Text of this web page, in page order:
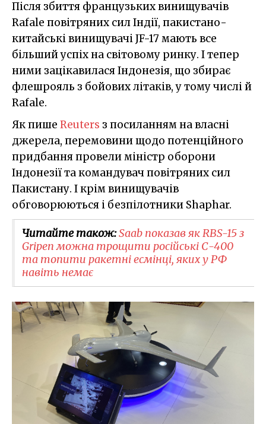
Після збиття французьких винищувачів
Rafale повітряних сил Індії, пакистано-
китайські винищувачі JF-17 мають все
більший успіх на світовому ринку. І тепер
ними зацікавилася Індонезія, що збирає
флешрояль з бойових літаків, у тому числі й
Rafale.
Як пише Reuters з посиланням на власні
джерела, перемовини щодо потенційного
придбання провели міністр оборони
Індонезії та командувач повітряних сил
Пакистану. І крім винищувачів
обговорюються і безпілотники Shaphar.
Читайте також:Saab показав як RBS-15 з
Gripen можна трощити російські С-400
та топити ракетні есмінці, яких у РФ
навіть немає